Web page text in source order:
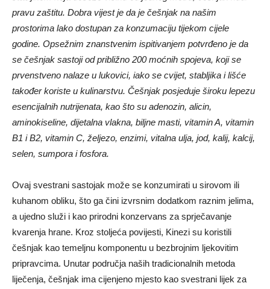
pravu zaštitu. Dobra vijest je da je češnjak na našim
prostorima lako dostupan za konzumaciju tijekom cijele
godine. Opsežnim znanstvenim ispitivanjem potvrđeno je da
se češnjak sastoji od približno 200 moćnih spojeva, koji se
prvenstveno nalaze u lukovici, iako se cvijet, stabljika i lišće
također koriste u kulinarstvu. Češnjak posjeduje široku lepezu
esencijalnih nutrijenata, kao što su adenozin, alicin,
aminokiseline, dijetalna vlakna, biljne masti, vitamin A, vitamin
B1 i B2, vitamin C, željezo, enzimi, vitalna ulja, jod, kalij, kalcij,
selen, sumpora i fosfora.
Ovaj svestrani sastojak može se konzumirati u sirovom ili
kuhanom obliku, što ga čini izvrsnim dodatkom raznim jelima,
a ujedno služi i kao prirodni konzervans za sprječavanje
kvarenja hrane. Kroz stoljeća povijesti, Kinezi su koristili
češnjak kao temeljnu komponentu u bezbrojnim ljekovitim
pripravcima. Unutar područja naših tradicionalnih metoda
liječenja, češnjak ima cijenjeno mjesto kao svestrani lijek za